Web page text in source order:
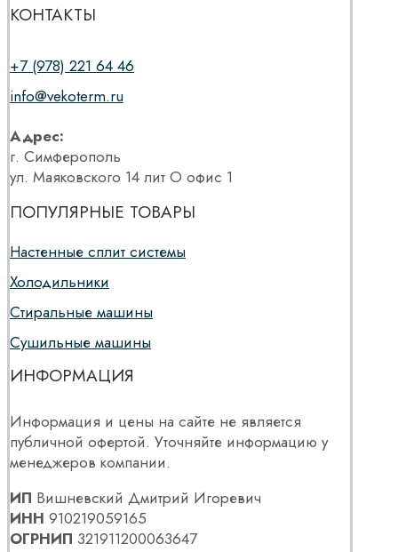
КОНТАКТЫ
+7 (978) 221 64 46
info@vekoterm.ru
Адрес:
г. Симферополь
ул. Маяковского 14 лит О офис 1
ПОПУЛЯРНЫЕ ТОВАРЫ
Настенные сплит системы
Холодильники
Стиральные машины
Сушильные машины
ИНФОРМАЦИЯ
Информация и цены на сайте не является
публичной офертой. Уточняйте информацию у
менеджеров компании.
ИП Вишневский Дмитрий Игоревич
ИНН 910219059165
ОГРНИП 321911200063647